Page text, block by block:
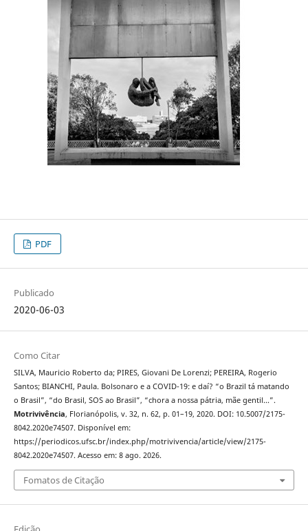
PDF
Publicado
2020-06-03
Como Citar
SILVA, Mauricio Roberto da; PIRES, Giovani De Lorenzi; PEREIRA, Rogerio
Santos; BIANCHI, Paula. Bolsonaro e a COVID-19: e daí? “o Brazil tá matando
o Brasil”, “do Brasil, SOS ao Brasil”, “chora a nossa pátria, mãe gentil...”.
Motrivivência, Florianópolis, v. 32, n. 62, p. 01–19, 2020. DOI: 10.5007/2175-
8042.2020e74507. Disponível em:
https://periodicos.ufsc.br/index.php/motrivivencia/article/view/2175-
8042.2020e74507. Acesso em: 8 ago. 2026.
Fomatos de Citação